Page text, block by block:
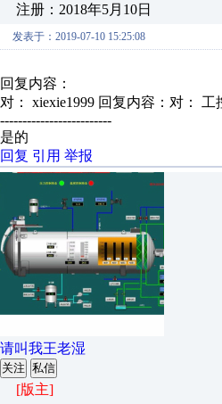
注册：2018年5月10日
发表于：2019-07-10 15:25:08
回复内容：
对： xiexie1999 回复内容：对：
-------------------------
是的
回复 引用 举报
请叫我王老湿
关注 私信
[版主]